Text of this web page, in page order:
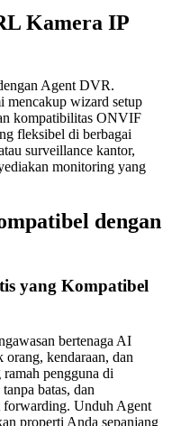
Kamera IP
Agent DVR.
mencakup wizard setup
kompatibilitas ONVIF
fleksibel di berbagai
surveillance kantor,
monitoring yang
dengan
yang Kompatibel
bertenaga AI
orang, kendaraan, dan
pengguna di
batas, dan
forwarding. Unduh Agent
properti Anda sepanjang